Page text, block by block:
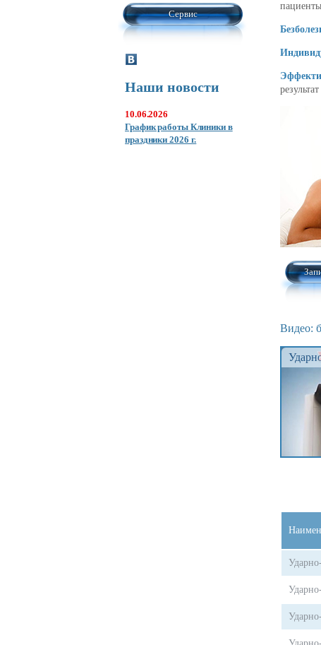
Сервис
Наши новости
10.06.2026
График работы Клиники в
праздники 2026 г.
Видео: